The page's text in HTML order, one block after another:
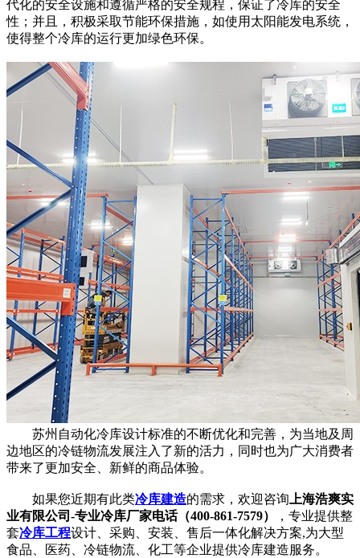
代化的安全设施和遵循严格的安全规程，保证了冷库的安全
性；并且，积极采取节能环保措施，如使用太阳能发电系统，
使得整个冷库的运行更加绿色环保。
苏州自动化冷库设计标准的不断优化和完善，为当地及周
边地区的冷链物流发展注入了新的活力，同时也为广大消费者
带来了更加安全、新鲜的商品体验。
如果您近期有此类冷库建造的需求，欢迎咨询 上海浩爽实
业有限公司-专业冷库厂家电话（400-861-7579）
，专业提供整
套冷库工程设计、采购、安装、售后一体化解决方案,为大型
食品、医药、冷链物流、化工等企业提供冷库建造服务。